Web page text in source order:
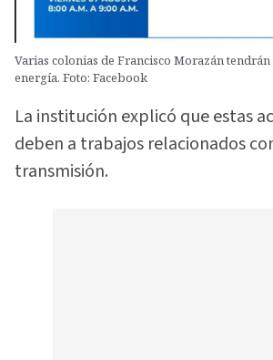
Varias colonias de Francisco Morazán
energía. Foto: Facebook
La institución explicó que estas
deben a trabajos relacionados
transmisión.